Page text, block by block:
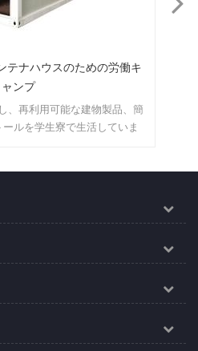
テナハウスのための労働キ
ャンプ
、再利用可能な建物製品、簡
ルを学生寮で生活していま